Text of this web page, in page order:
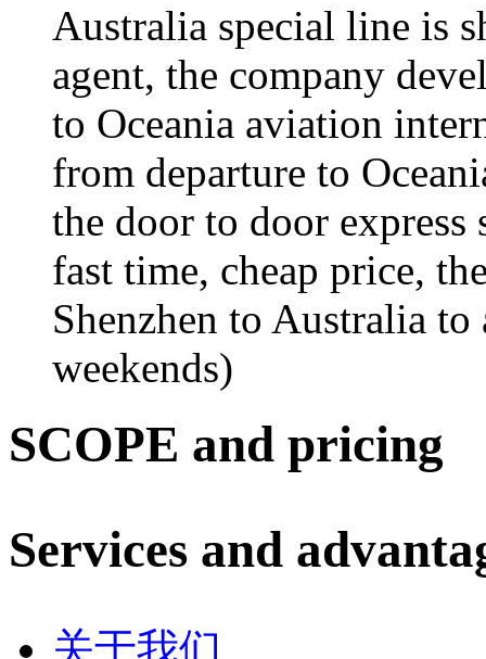
Australia special line is
agent, the company
to Oceania aviation
from departure to
the door to door express
fast time, cheap price,
Shenzhen to Australia
weekends)
SCOPE and pricing
Services and
关于我们